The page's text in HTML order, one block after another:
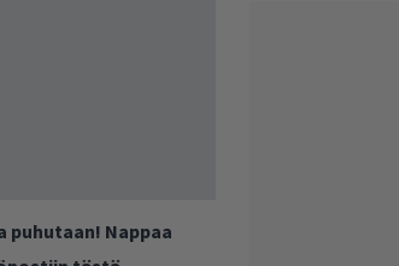
Nappaa